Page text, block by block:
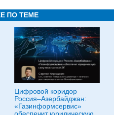
ПО ТЕМЕ
Цифровой коридор
Россия–Азербайджан:
«Газинформсервис»